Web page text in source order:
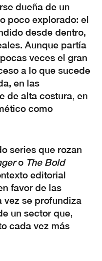
dueña de un
poco explorado: el
desde dentro,
Aunque partía
veces el gran
a lo que sucede
en las
de alta costura, en
como
series que rozan
o The Bold
editorial
favor de las
vez se profundiza
un sector que,
cada vez más